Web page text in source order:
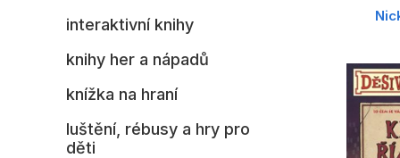
interaktivní knihy
knihy her a nápadů
knížka na hraní
luštění, rébusy a hry pro
děti